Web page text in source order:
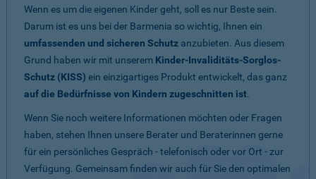
Wenn es um die eigenen Kinder geht, soll es nur Beste sein.
Darum ist es uns bei der Barmenia so wichtig, Ihnen ein
umfassenden und sicheren Schutz anzubieten. Aus diesem
Grund haben wir mit unserem Kinder-Invaliditäts-Sorglos-
Schutz (KISS) ein einzigartiges Produkt entwickelt, das ganz
auf die Bedürfnisse von Kindern zugeschnitten ist.
Wenn Sie noch weitere Informationen möchten oder Fragen
haben, stehen Ihnen unsere Berater und Beraterinnen gerne
für ein persönliches Gespräch - telefonisch oder vor Ort - zur
Verfügung. Gemeinsam finden wir auch für Sie den optimalen